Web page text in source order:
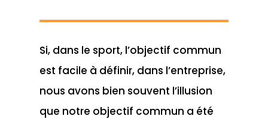
Si, dans le sport, l’objectif commun
est facile à définir, dans l’entreprise,
nous avons bien souvent l’illusion
que notre objectif commun a été